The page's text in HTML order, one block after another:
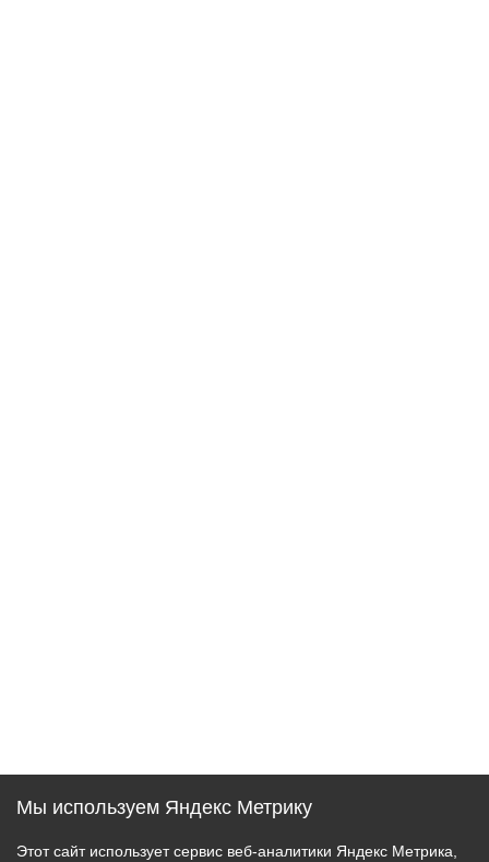
Мы используем Яндекс Метрику
Этот сайт использует сервис веб-аналитики Яндекс Метрика,